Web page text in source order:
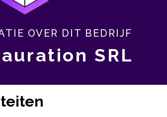
OVER DIT BEDRIJF
SRL